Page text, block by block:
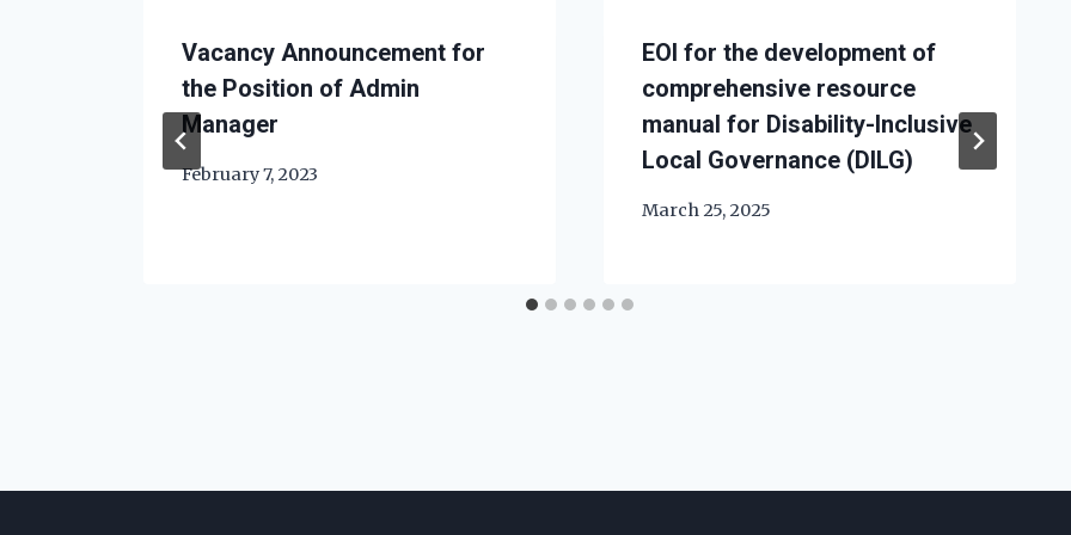
Vacancy Announcement for
the Position of Admin
Manager
February 7, 2023
EOI for the development of
comprehensive resource
manual for Disability-Inclusive
Local Governance (DILG)
March 25, 2025